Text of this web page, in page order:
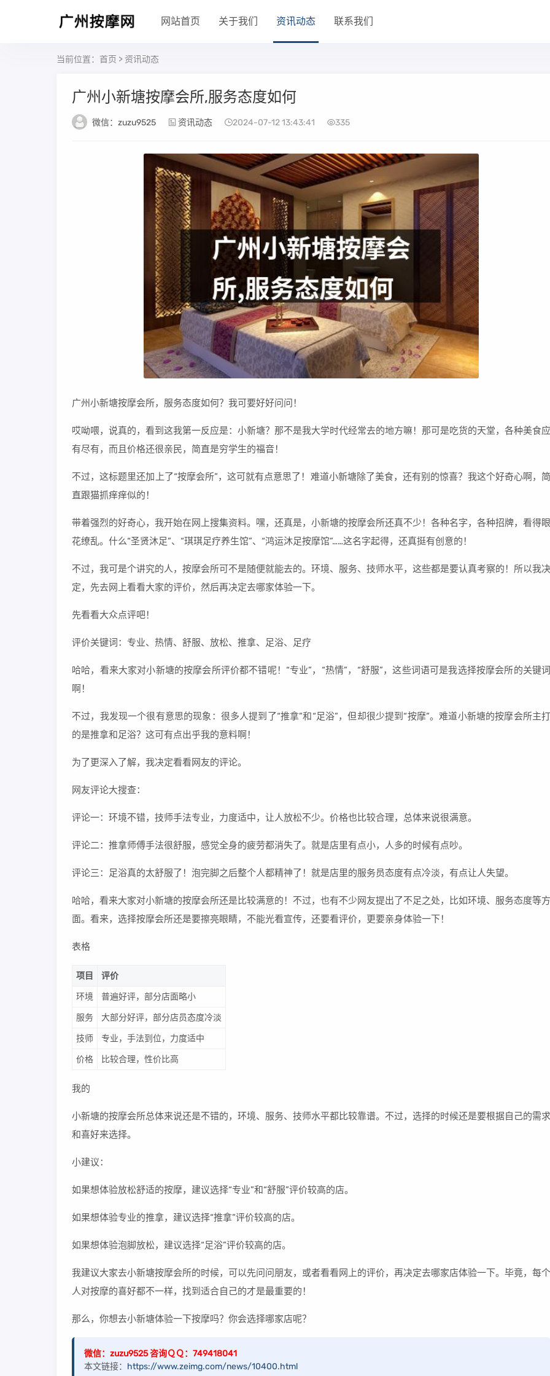
网站首页 关于我们 资讯动态 联系我们
当前位置： 首页 >资讯动态
广州小新塘按摩会所,服务态度如何
微信：zuzu9525 资讯动态 2024-07-12 13:43:41 335
广州小新塘按摩会所，服务态度如何？我可要好好问问！
哎呦喂，说真的，看到这我第一反应是：小新塘？那不是我大学时代经常去的地方嘛！那可是吃货的天堂，各种美食应
有尽有，而且价格还很亲民，简直是穷学生的福音！
不过，这标题里还加上了“按摩会所”，这可就有点意思了！难道小新塘除了美食，还有别的惊喜？我这个好奇心啊，简
直跟猫抓痒痒似的！
带着强烈的好奇心，我开始在网上搜集资料。嘿，还真是，小新塘的按摩会所还真不少！各种名字，各种招牌，看得眼
花缭乱。什么“圣贤沐足”、“琪琪足疗养生馆”、“鸿运沐足按摩馆”……这名字起得，还真挺有创意的！
不过，我可是个讲究的人，按摩会所可不是随便就能去的。环境、服务、技师水平，这些都是要认真考察的！所以我决
定，先去网上看看大家的评价，然后再决定去哪家体验一下。
先看看大众点评吧！
评价关键词：专业、热情、舒服、放松、推拿、足浴、足疗
哈哈，看来大家对小新塘的按摩会所评价都不错呢！“专业”，“热情”，“舒服”，这些词语可是我选择按摩会所的关键词
啊！
不过，我发现一个很有意思的现象：很多人提到了“推拿”和“足浴”，但却很少提到“按摩”。难道小新塘的按摩会所主打
的是推拿和足浴？这可有点出乎我的意料啊！
为了更深入了解，我决定看看网友的评论。
网友评论大搜查：
评论一：环境不错，技师手法专业，力度适中，让人放松不少。价格也比较合理，总体来说很满意。
评论二：推拿师傅手法很舒服，感觉全身的疲劳都消失了。就是店里有点小，人多的时候有点吵。
评论三：足浴真的太舒服了！泡完脚之后整个人都精神了！就是店里的服务员态度有点冷淡，有点让人失望。
哈哈，看来大家对小新塘的按摩会所还是比较满意的！不过，也有不少网友提出了不足之处，比如环境、服务态度等方
面。看来，选择按摩会所还是要擦亮眼睛，不能光看宣传，还要看评价，更要亲身体验一下！
表格
项目
评价
环境
普遍好评，部分店面略小
服务
大部分好评，部分店员态度冷淡
技师
专业，手法到位，力度适中
价格
比较合理，性价比高
我的
小新塘的按摩会所总体来说还是不错的，环境、服务、技师水平都比较靠谱。不过，选择的时候还是要根据自己的需求
和喜好来选择。
小建议：
如果想体验放松舒适的按摩，建议选择“专业”和“舒服”评价较高的店。
如果想体验专业的推拿，建议选择“推拿”评价较高的店。
如果想体验泡脚放松，建议选择“足浴”评价较高的店。
我建议大家去小新塘按摩会所的时候，可以先问问朋友，或者看看网上的评价，再决定去哪家店体验一下。毕竟，每个
人对按摩的喜好都不一样，找到适合自己的才是最重要的！
那么，你想去小新塘体验一下按摩吗？你会选择哪家店呢？
微信：zuzu9525 咨询ＱＱ：749418041
本文链接： https://www.zeimg.com/news/10400.html